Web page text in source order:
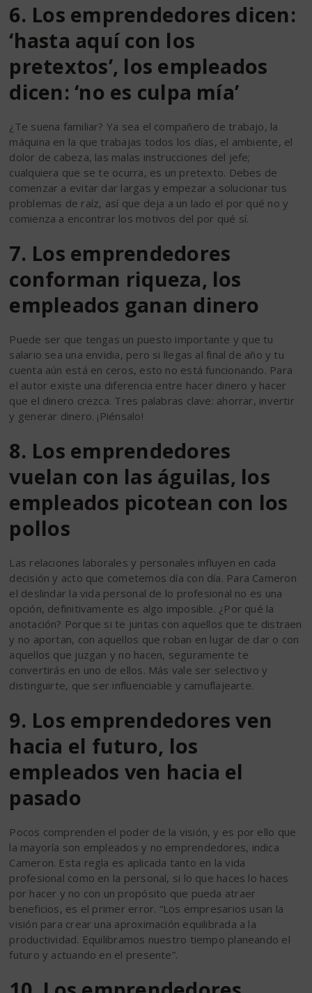
6. Los emprendedores dicen:
‘hasta aquí con los
pretextos’, los empleados
dicen: ‘no es culpa mía’
¿Te suena familiar? Ya sea el compañero de trabajo, la
máquina en la que trabajas todos los días, el ambiente, el
dolor de cabeza, las malas instrucciones del jefe;
cualquiera que se te ocurra, es un pretexto. Debes de
comenzar a evitar dar largas y empezar a solucionar tus
problemas de raíz, así que deja a un lado el por qué no y
comienza a encontrar los motivos del por qué sí.
7. Los emprendedores
conforman riqueza, los
empleados ganan dinero
Puede ser que tengas un puesto importante y que tu
salario sea una envidia, pero si llegas al final de año y tu
cuenta aún está en ceros, esto no está funcionando. Para
el autor existe una diferencia entre hacer dinero y hacer
que el dinero crezca. Tres palabras clave: ahorrar, invertir
y generar dinero. ¡Piénsalo!
8. Los emprendedores
vuelan con las águilas, los
empleados picotean con los
pollos
Las relaciones laborales y personales influyen en cada
decisión y acto que cometemos día con día. Para Cameron
el deslindar la vida personal de lo profesional no es una
opción, definitivamente es algo imposible. ¿Por qué la
anotación? Porque si te juntas con aquellos que te distraen
y no aportan, con aquellos que roban en lugar de dar o con
aquellos que juzgan y no hacen, seguramente te
convertirás en uno de ellos. Más vale ser selectivo y
distinguirte, que ser influenciable y camuflajearte.
9. Los emprendedores ven
hacia el futuro, los
empleados ven hacia el
pasado
Pocos comprenden el poder de la visión, y es por ello que
la mayoría son empleados y no emprendedores, indica
Cameron. Esta regla es aplicada tanto en la vida
profesional como en la personal, si lo que haces lo haces
por hacer y no con un propósito que pueda atraer
beneficios, es el primer error. “Los empresarios usan la
visión para crear una aproximación equilibrada a la
productividad. Equilibramos nuestro tiempo planeando el
futuro y actuando en el presente”.